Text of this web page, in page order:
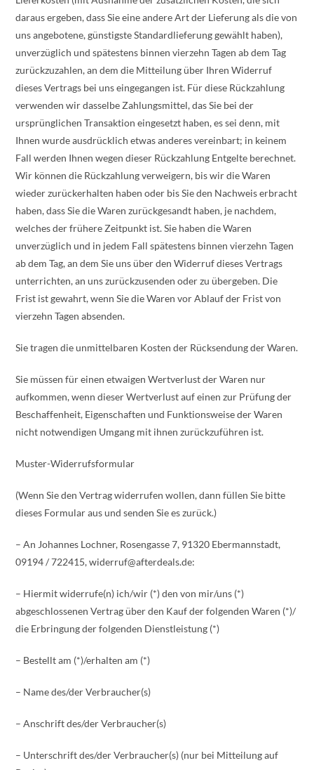
daraus ergeben, dass Sie eine andere Art der Lieferung als die von
uns angebotene, günstigste Standardlieferung gewählt haben),
unverzüglich und spätestens binnen vierzehn Tagen ab dem Tag
zurückzuzahlen, an dem die Mitteilung über Ihren Widerruf
dieses Vertrags bei uns eingegangen ist. Für diese Rückzahlung
verwenden wir dasselbe Zahlungsmittel, das Sie bei der
ursprünglichen Transaktion eingesetzt haben, es sei denn, mit
Ihnen wurde ausdrücklich etwas anderes vereinbart; in keinem
Fall werden Ihnen wegen dieser Rückzahlung Entgelte berechnet.
Wir können die Rückzahlung verweigern, bis wir die Waren
wieder zurückerhalten haben oder bis Sie den Nachweis erbracht
haben, dass Sie die Waren zurückgesandt haben, je nachdem,
welches der frühere Zeitpunkt ist. Sie haben die Waren
unverzüglich und in jedem Fall spätestens binnen vierzehn Tagen
ab dem Tag, an dem Sie uns über den Widerruf dieses Vertrags
unterrichten, an uns zurückzusenden oder zu übergeben. Die
Frist ist gewahrt, wenn Sie die Waren vor Ablauf der Frist von
vierzehn Tagen absenden.
Sie tragen die unmittelbaren Kosten der Rücksendung der Waren.
Sie müssen für einen etwaigen Wertverlust der Waren nur
aufkommen, wenn dieser Wertverlust auf einen zur Prüfung der
Beschaffenheit, Eigenschaften und Funktionsweise der Waren
nicht notwendigen Umgang mit ihnen zurückzuführen ist.
Muster-Widerrufsformular
(Wenn Sie den Vertrag widerrufen wollen, dann füllen Sie bitte
dieses Formular aus und senden Sie es zurück.)
– An Johannes Lochner, Rosengasse 7, 91320 Ebermannstadt,
09194 / 722415, widerruf@afterdeals.de:
– Hiermit widerrufe(n) ich/wir (*) den von mir/uns (*)
abgeschlossenen Vertrag über den Kauf der folgenden Waren (*)/
die Erbringung der folgenden Dienstleistung (*)
– Bestellt am (*)/erhalten am (*)
– Name des/der Verbraucher(s)
– Anschrift des/der Verbraucher(s)
– Unterschrift des/der Verbraucher(s) (nur bei Mitteilung auf